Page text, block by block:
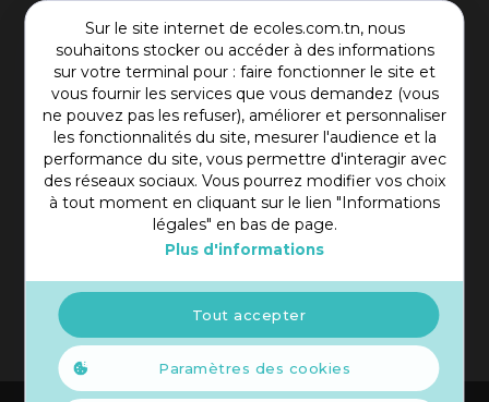
Sur le site internet de ecoles.com.tn, nous
souhaitons stocker ou accéder à des informations
sur votre terminal pour : faire fonctionner le site et
vous fournir les services que vous demandez (vous
ne pouvez pas les refuser), améliorer et personnaliser
les fonctionnalités du site, mesurer l'audience et la
performance du site, vous permettre d'interagir avec
des réseaux sociaux. Vous pourrez modifier vos choix
à tout moment en cliquant sur le lien "Informations
légales" en bas de page.
Plus d'informations
Paramètres des cookies
Tout accepter
Contact Plateforme
Rue Mohamed Shim, Rbat Monastir 5000 Tunisie
+216 97 50 60 54
contact@ecoles.com.tn